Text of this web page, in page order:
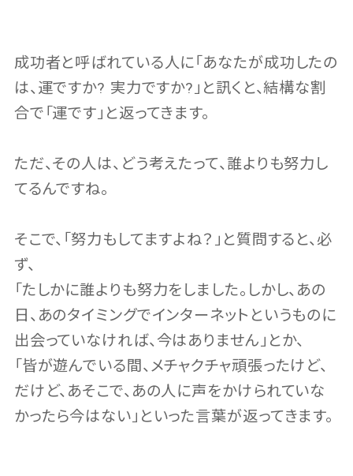
成功者と呼ばれている人に「あなたが成功したの
は、運ですか? 実力ですか?」と訊くと、結構な割
合で「運です」と返ってきます。
ただ、その人は、どう考えたって、誰よりも努力し
てるんですね。
そこで、「努力もしてますよね？」と質問すると、必
ず、
「たしかに誰よりも努力をしました。しかし、あの
日、あのタイミングでインターネットというものに
出会っていなければ、今はありません」とか、
「皆が遊んでいる間、メチャクチャ頑張ったけど、
だけど、あそこで、あの人に声をかけられていな
かったら今はない」といった言葉が返ってきます。